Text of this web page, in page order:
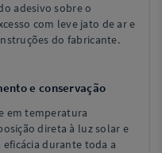
adesivo sobre o
com leve jato de ar e
do fabricante.
e conservação
em temperatura
direta à luz solar e
durante toda a